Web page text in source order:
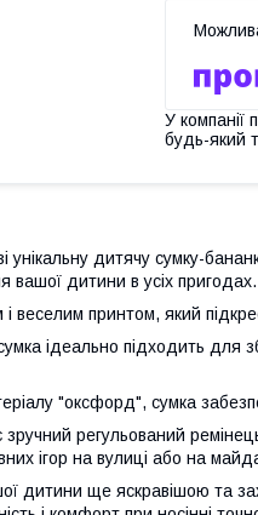
У компанії
будь-який
унікальну дитячу сумку-
вашої дитини в усіх пригодах.
веселим принтом, який
ідеально підходить для
"оксфорд", сумка
регульований
ігор на вулиці або на
дитини ще яскравішою та